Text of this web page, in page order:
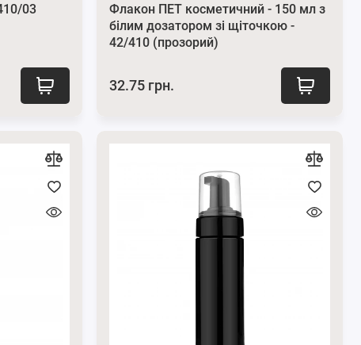
03
Флакон ПЕТ косметичний - 150 мл з
білим дозатором зі щіточкою -
42/410 (прозорий)
32.75 грн.